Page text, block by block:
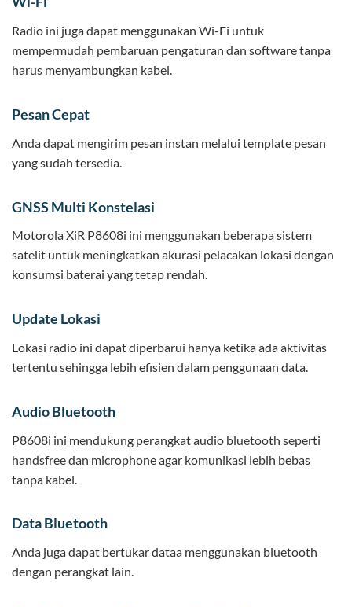
Radio ini juga dapat menggunakan Wi-Fi untuk
mempermudah pembaruan pengaturan dan software tanpa
harus menyambungkan kabel.
Pesan Cepat
Anda dapat mengirim pesan instan melalui template pesan
yang sudah tersedia.
GNSS Multi Konstelasi
Motorola XiR P8608i ini menggunakan beberapa sistem
satelit untuk meningkatkan akurasi pelacakan lokasi dengan
konsumsi baterai yang tetap rendah.
Update Lokasi
Lokasi radio ini dapat diperbarui hanya ketika ada aktivitas
tertentu sehingga lebih efisien dalam penggunaan data.
Audio Bluetooth
P8608i ini mendukung perangkat audio bluetooth seperti
handsfree dan microphone agar komunikasi lebih bebas
tanpa kabel.
Data Bluetooth
Anda juga dapat bertukar dataa menggunakan bluetooth
dengan perangkat lain.